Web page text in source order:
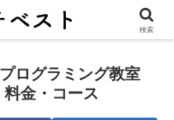
ログラミング教室
金・コース
検索